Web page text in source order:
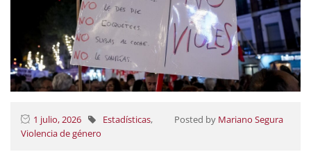
1 julio, 2026 Posted by Mariano Segura
Estadísticas,
Violencia de género